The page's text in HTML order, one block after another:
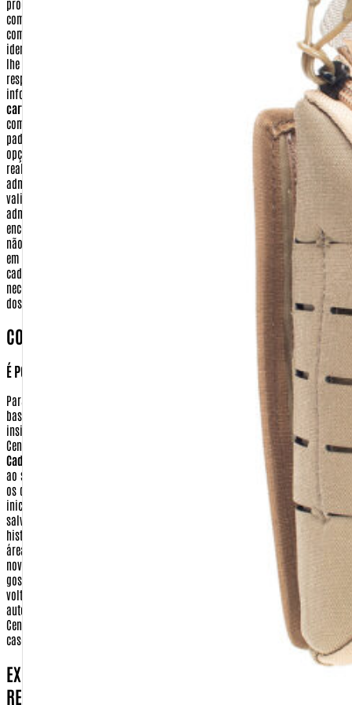
compartilhados com terceiros, em que momento e por qual razão, assim
como os dados que não são compartilhados.
- Sua
identificação e localização deverão constar no pacote com os produtos que
lhe serão enviados quando realizar uma compra. Assim sendo, a empresa
responsável pela entrega de seu pedido, poderá ter acesso a esta
informação como forma, apenas, de cumprir o seu serviço.
Número do
cartão de crédito, data de validade e código de segurança
- Informações
como esta, de tamanha importância, são tratadas sob os mais rigorosos
padrões de segurança. Os seus dados de cartão de crédito, quando feita a
opção por este tipo de pagamento, serão utilizados apenas para a
realização de transação eletrônica, entre a Warfare.com.br e a sua
administradora de cartão de crédito. As informações digitadas (número,
validade e código de segurança) são criptografadas e enviadas para a
administradora do cartão. Após confirmado o pagamento e o envio da
encomenda, esses dados são apagados de nosso sistema. A warfare.com.br
não tem em momento algum acesso a essas informações que são digitadas
em ambiente seguro do meio de pagamento.
Dados bancários- No seu
cadastro de compra realizado no site http://www.Warfare.com.br não será
necessário fornecer nenhuma de suas informações bancárias, com exceção
dos casos necessários para realização de devolução
COMO POSSO TER ACESSO AS MINHAS INFORMAÇÕES?
É POSSÍVEL APAGAR OU ALTERAR ESSAS INFORMAÇÕES?
Para ter acesso aos seus dados ou realizar a alteração em seu cadastro,
basta clicar no ícone 'Meu Cadastro', localizado no topo da tela. Depois
insira sua identificação e sua senha. Você será remetido para o menu da
Central de Cliente. Nesta tela você terá as seguintes opções:
Dados
Cadastrais:
Nesta opção você pode alterar todas as informações referentes
ao seu cadastro pessoal (identificação, senha, e-mail e preferências). Altere
os que julgar necessário e clique em 'Continuar'. Você voltará para a tela
inicial da área 'Meu Cadastro'. Suas alterações estarão automaticamente
salvas.
você poderá saber sobre o andamento e o
histórico de seus pedidos.
você poderá selecionar as
áreas de seu interesse para receber, semanalmente, um E-mail com todas as
novidades da Warfare.com.br. Escolha os assuntos referentes ao qual você
gostaria de receber os principais lançamentos. Clique em 'Continuar'. Você
voltará para a tela inicial da área 'Meu Cadastro'. Suas alterações estarão
automaticamente salvas.
Encerra sua sessão com a
Central do Cliente, fazendo com que você tenha que se identificar novamente
caso queira atualizar seus dados ou finalizar uma compra.
EXISTE ALGUM PASSO DA TRANSAÇÃO DE COMPRA,
REALIZADA FORA DO SITE HTTP://WARFARE.COM.BR?